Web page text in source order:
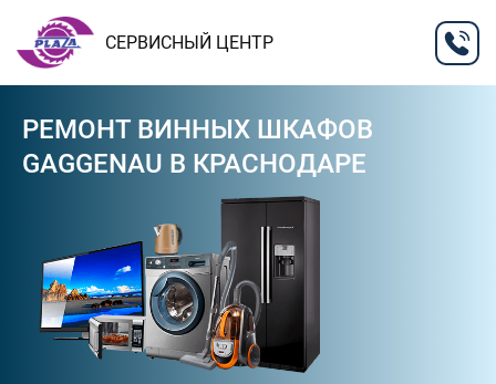
СЕРВИСНЫЙ ЦЕНТР
РЕМОНТ ВИННЫХ ШКАФОВ
GAGGENAU В КРАСНОДАРЕ